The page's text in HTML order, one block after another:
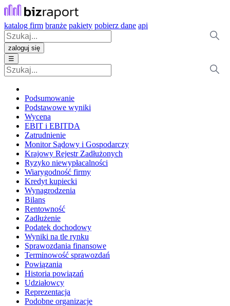
katalog firm branże pakiety pobierz dane api
zaloguj się
☰
Podsumowanie
Podstawowe wyniki
Wycena
EBIT i EBITDA
Zatrudnienie
Monitor Sądowy i Gospodarczy
Krajowy Rejestr Zadłużonych
Ryzyko niewypłacalności
Wiarygodność firmy
Kredyt kupiecki
Wynagrodzenia
Bilans
Rentowność
Zadłużenie
Podatek dochodowy
Wyniki na tle rynku
Sprawozdania finansowe
Terminowość sprawozdań
Powiązania
Historia powiązań
Udziałowcy
Reprezentacja
Podobne organizacje